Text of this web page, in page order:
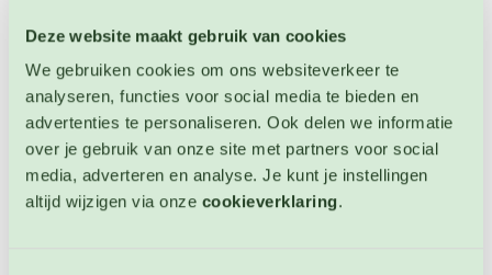
Deze website maakt gebruik van cookies
We gebruiken cookies om ons websiteverkeer te
analyseren, functies voor social media te bieden en
advertenties te personaliseren. Ook delen we informatie
over je gebruik van onze site met partners voor social
media, adverteren en analyse. Je kunt je instellingen
altijd wijzigen via onze cookieverklaring.